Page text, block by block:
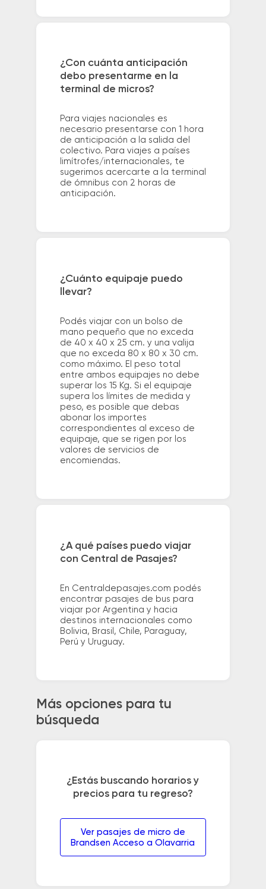
¿Con cuánta anticipación
debo presentarme en la
terminal de micros?
Para viajes nacionales es
necesario presentarse con 1 hora
de anticipación a la salida del
colectivo. Para viajes a países
limítrofes/internacionales, te
sugerimos acercarte a la terminal
de ómnibus con 2 horas de
anticipación.
¿Cuánto equipaje puedo
llevar?
Podés viajar con un bolso de
mano pequeño que no exceda
de 40 x 40 x 25 cm. y una valija
que no exceda 80 x 80 x 30 cm.
como máximo. El peso total
entre ambos equipajes no debe
superar los 15 Kg. Si el equipaje
supera los límites de medida y
peso, es posible que debas
abonar los importes
correspondientes al exceso de
equipaje, que se rigen por los
valores de servicios de
encomiendas.
¿A qué países puedo viajar
con Central de Pasajes?
En Centraldepasajes.com podés
encontrar pasajes de bus para
viajar por Argentina y hacia
destinos internacionales como
Bolivia, Brasil, Chile, Paraguay,
Perú y Uruguay.
Más opciones para tu
búsqueda
¿Estás buscando horarios y
precios para tu regreso?
Ver pasajes de micro de
Brandsen Acceso a Olavarria